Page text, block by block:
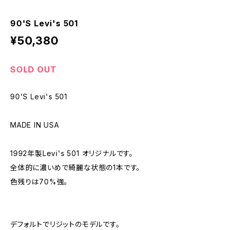
90'S Levi's 501
¥50,380
SOLD OUT
90'S Levi's 501
MADE IN USA
1992年製Levi's 501 オリジナルです。
全体的に濃いめで綺麗な状態の1本です。
色残りは70%強。
デフォルトでリジットのモデルです。